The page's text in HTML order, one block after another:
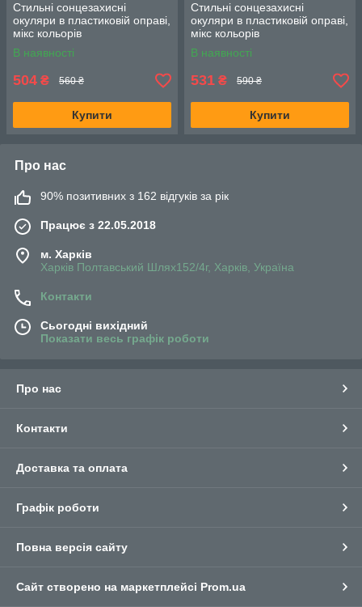
Стильні сонцезахисні
окуляри в пластиковій оправі,
мікс кольорів
В наявності
504 ₴ 560 ₴
Купити
Стильні сонцезахисні
окуляри в пластиковій оправі,
мікс кольорів
В наявності
531 ₴ 590 ₴
Купити
Про нас
90% позитивних з 162 відгуків за рік
Працює з 22.05.2018
м. Харків
Харків Полтавський Шлях152/4г, Харків, Україна
Контакти
Сьогодні вихідний
Показати весь графік роботи
Про нас
Контакти
Доставка та оплата
Графік роботи
Повна версія сайту
Сайт створено на маркетплейсі Prom.ua